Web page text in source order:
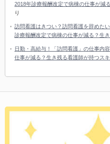
2018年診療報酬改定で病棟の仕事が減
り
訪問看護はきつい？訪問看護を辞めた
診療報酬改定で病棟の仕事が減る？生
日勤・高給与！「訪問看護」の仕事内容
仕事が減る？生き残る看護師が持つス